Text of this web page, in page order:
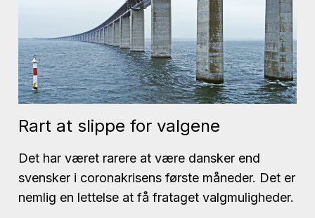
Rart at slippe for valgene
Det har været rarere at være dansker end
svensker i coronakrisens første måneder. Det er
nemlig en lettelse at få frataget valgmuligheder.